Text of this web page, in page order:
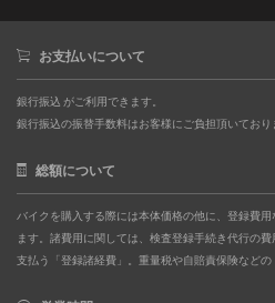
お支払いについて
銀行振込 がご利用できます。
銀行振込の振替手数料はお客様にご負担頂いており
総額について
バイクを購入する際には本体価格の他に、登録費
ます。諸費用に関しては、検査登録手続き代行の
支払う「登録諸経費」。重量税や自賠責保険などの